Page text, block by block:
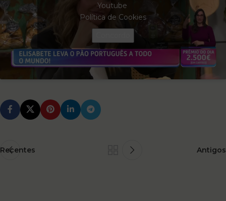
Youtube
Política de Cookies
Recentes Antigos